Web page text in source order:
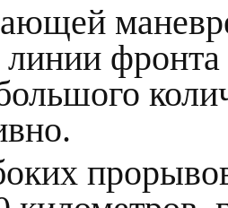
фронта